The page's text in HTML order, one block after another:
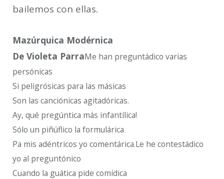
bailemos con ellas.
Mazúrquica Modérnica
De Violeta ParraMe han preguntádico varias
persónicas
Si peligrósicas para las másicas
Son las canciónicas agitadóricas.
Ay, qué pregúntica más infantílica!
Sólo un piñúflico la formulárica
Pa mis adéntricos yo comentárica.Le he contestádico
yo al preguntónico
Cuando la guática pide comídica